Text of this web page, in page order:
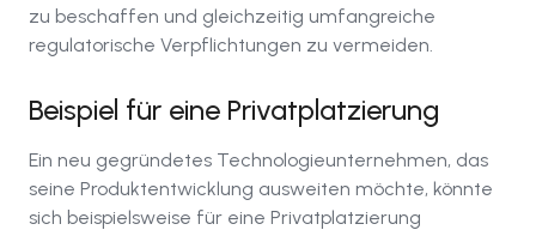
zu beschaffen und gleichzeitig umfangreiche
regulatorische Verpflichtungen zu vermeiden.
Beispiel für eine Privatplatzierung
Ein neu gegründetes Technologieunternehmen, das
seine Produktentwicklung ausweiten möchte, könnte
sich beispielsweise für eine Privatplatzierung